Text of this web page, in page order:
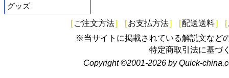
グッズ
[ ご注文方法] [お支払方法] [配送送料] [
※当サイトに掲載されている解説文など
特定商取引法に基づ
Copyright ©2001-2026 by Quick-